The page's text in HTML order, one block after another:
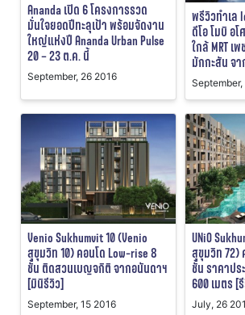
Ananda เปิด 6 โครงการรวด
มั่นใจยอดปีทะลุเป้า พร้อมจัดงาน
ใหญ่แห่งปี Ananda Urban Pulse
20 – 23 ต.ค. นี้
September, 26 2016
พรีวิวทำเล
ดีโอ โมบิ อ
ใกล้ MRT เ
มักกะสัน จ
September,
Venio Sukhumvit 10 (Venio
สุขุมวิท 10) คอนโด Low-rise 8
ชั้น ติดสวนเบญจกิติ จากอนันดาฯ
[มินิรีวิว]
September, 15 2016
UNiO
สุขุมวิท 72)
ชั้น ราคาปร
600 เมตร [
July, 26